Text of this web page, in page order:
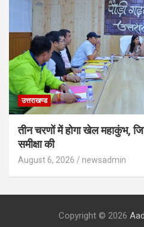
उत्तराखण्ड
तीन चरणों में होगा खेल महाकुंभ,
समीक्षा की
August 6, 2026 newsadmin
Copyright © 2026